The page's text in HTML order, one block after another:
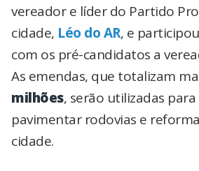
vereador e líder do Partido
cidade, Léo do AR, e
com os pré-candidatos a
As emendas, que totalizam
milhões, serão utilizadas
pavimentar rodovias e
cidade.